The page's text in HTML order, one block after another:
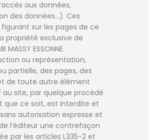
aux données,
des données…). Ces
sur les pages de ce
propriété exclusive de
MASSY ESSONNE.
ou représentation,
partielle, des pages, des
de toute autre élément
site, par quelque procédé
que ce soit, est interdite et
autorisation expresse et
l’éditeur une contrefaçon
par les articles L335-2 et